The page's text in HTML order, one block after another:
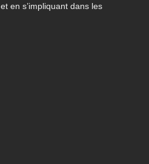
en s’impliquant dans les